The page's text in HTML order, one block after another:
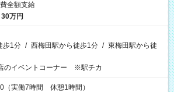
全額支給
万円
歩1分 / 西梅田駅から徒歩1分 / 東梅田駅から徒
のイベントコーナー ※駅チカ
（実働7時間 休憩1時間）